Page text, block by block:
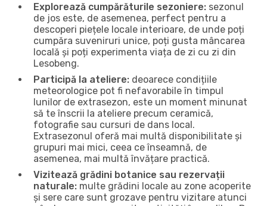
Explorează cumpărăturile sezoniere: sezonul
de jos este, de asemenea, perfect pentru a
descoperi piețele locale interioare, de unde poți
cumpăra suveniruri unice, poți gusta mâncarea
locală și poți experimenta viața de zi cu zi din
Lesobeng.
Participă la ateliere: deoarece condițiile
meteorologice pot fi nefavorabile în timpul
lunilor de extrasezon, este un moment minunat
să te înscrii la ateliere precum ceramică,
fotografie sau cursuri de dans local.
Extrasezonul oferă mai multă disponibilitate și
grupuri mai mici, ceea ce înseamnă, de
asemenea, mai multă învățare practică.
Vizitează grădini botanice sau rezervații
naturale: multe grădini locale au zone acoperite
și sere care sunt grozave pentru vizitare atunci